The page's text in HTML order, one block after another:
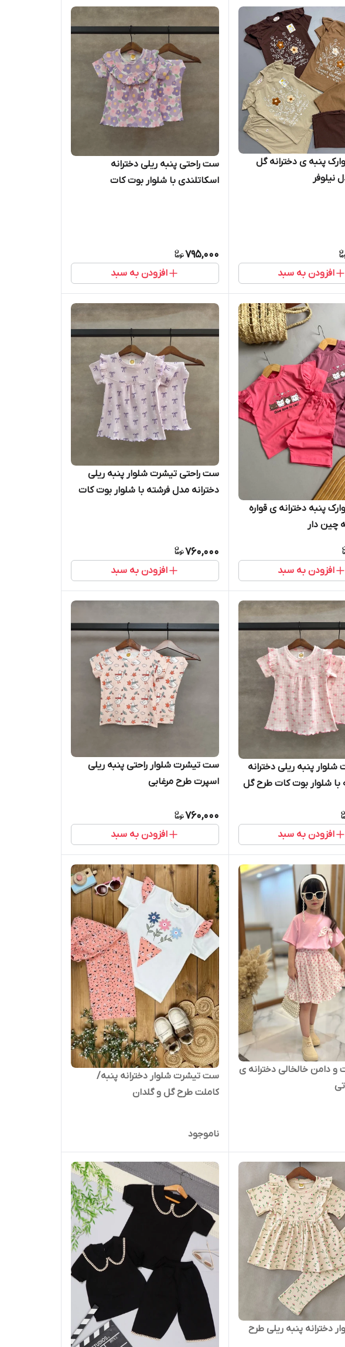
پنبه ی دخترانه گل
نیلوفر
افزودن به سبد
ست راحتی پنبه ریلی دخترانه
اسکاتلندی با شلوار بوت کات
795,000
افزودن به سبد
پنبه دخترانه ی قواره
چین دار
افزودن به سبد
ست راحتی تیشرت شلوار پنبه ریلی
دخترانه مدل فرشته با شلوار بوت کات
760,000
افزودن به سبد
پنبه ریلی دخترانه
با شلوار بوت کات طرح گل
افزودن به سبد
ست تیشرت شلوار راحتی پنبه ریلی
اسپرت طرح مرغابی
760,000
افزودن به سبد
دامن خالخالی دخترانه ی
ست تیشرت شلوار دخترانه پنبه/
کاملت طرح گل و گلدان
ناموجود
دخترانه پنبه ریلی طرح